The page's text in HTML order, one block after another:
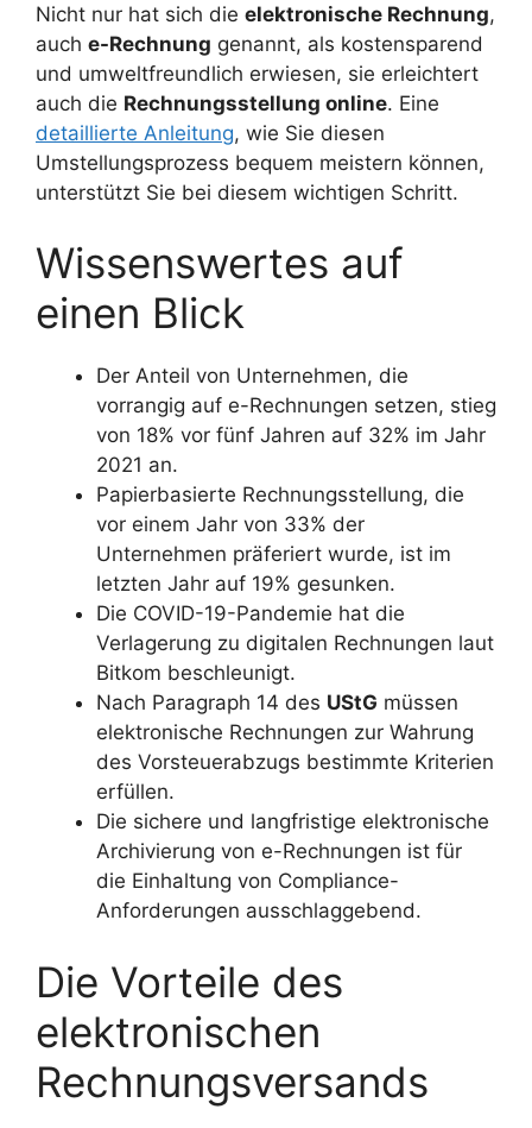
Nicht nur hat sich die elektronische Rechnung,
auch e-Rechnung genannt, als kostensparend
und umweltfreundlich erwiesen, sie erleichtert
auch die Rechnungsstellung online. Eine
detaillierte Anleitung, wie Sie diesen
Umstellungsprozess bequem meistern können,
unterstützt Sie bei diesem wichtigen Schritt.
Wissenswertes auf
einen Blick
Der Anteil von Unternehmen, die
vorrangig auf e-Rechnungen setzen, stieg
von 18% vor fünf Jahren auf 32% im Jahr
2021 an.
Papierbasierte Rechnungsstellung, die
vor einem Jahr von 33% der
Unternehmen präferiert wurde, ist im
letzten Jahr auf 19% gesunken.
Die COVID-19-Pandemie hat die
Verlagerung zu digitalen Rechnungen laut
Bitkom beschleunigt.
Nach Paragraph 14 des UStG müssen
elektronische Rechnungen zur Wahrung
des Vorsteuerabzugs bestimmte Kriterien
erfüllen.
Die sichere und langfristige elektronische
Archivierung von e-Rechnungen ist für
die Einhaltung von Compliance-
Anforderungen ausschlaggebend.
Die Vorteile des
elektronischen
Rechnungsversands